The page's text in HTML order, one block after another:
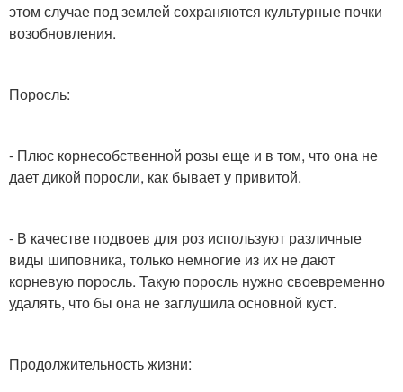
этом случае под землей сохраняются культурные почки
возобновления.
Поросль:
- Плюс корнесобственной розы еще и в том, что она не
дает дикой поросли, как бывает у привитой.
- В качестве подвоев для роз используют различные
виды шиповника, только немногие из их не дают
корневую поросль. Такую поросль нужно своевременно
удалять, что бы она не заглушила основной куст.
Продолжительность жизни: